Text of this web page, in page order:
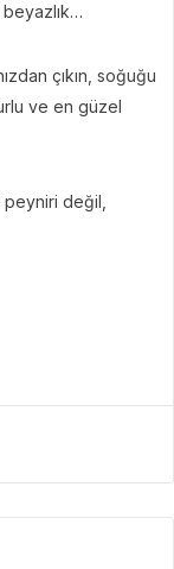
beyazlık…
çıkın, soğuğu
ve en güzel
değil,